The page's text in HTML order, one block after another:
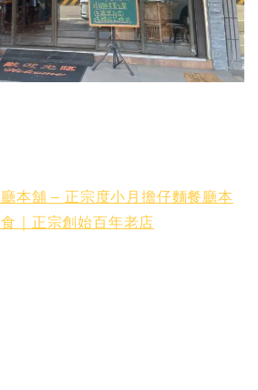
本舖 – 正宗度小月擔仔麵餐廳本
｜正宗創始百年老店